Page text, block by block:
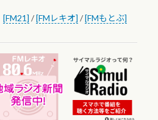
[FM21] /[FMレキオ] /[FMもとぶ]